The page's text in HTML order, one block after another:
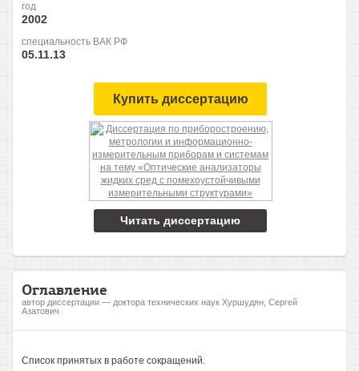
год
2002
специальность ВАК РФ
05.11.13
Купить диссертацию
Читать диссертацию
Оглавление
автор диссертации — доктора технических наук Хуршудян, Сергей
Азатович
Список принятых в работе сокращений.